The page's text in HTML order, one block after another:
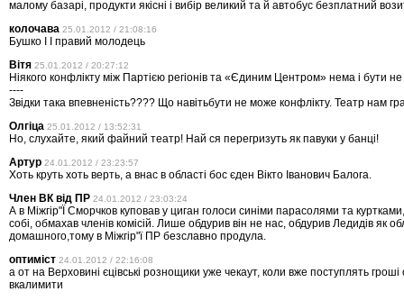
малому базарі, продукти якісні і вибір великий та й автобус безплатний
колочава 25.01.2012 / 21:08:16
Бушко І І правий молодець
Вітя 25.01.2012 / 20:27:12
Ніякого конфлікту між Партією регіонів та «Єдиним Центром» нема і бути
----
Звідки така впевненість???? Що навітьбути не може конфлікту. Театр нам
Олгіца 25.01.2012 / 13:52:31
Но, слухайте, який файний театр! Най ся перегризуть як павуки у банці!
Артур 24.01.2012 / 23:23:57
Хоть круть хоть верть, а внас в області бос єден Вікто Іванович Балога.
Член ВК від ПР 24.01.2012 / 23:03:24
А в Міжгір"Ї Сморчков куповав у циган голоси синіми парасолями та
собі, обмахав членів комісій. Лише обдурив він не нас, обдурив Ледидів як
домашного,тому в Міжгір"ї ПР безславно продула.
оптиміст 24.01.2012 / 22:16:08
а от на Верховині єцівські рознощики уже чекаут, коли вже поступлять
вкалимити